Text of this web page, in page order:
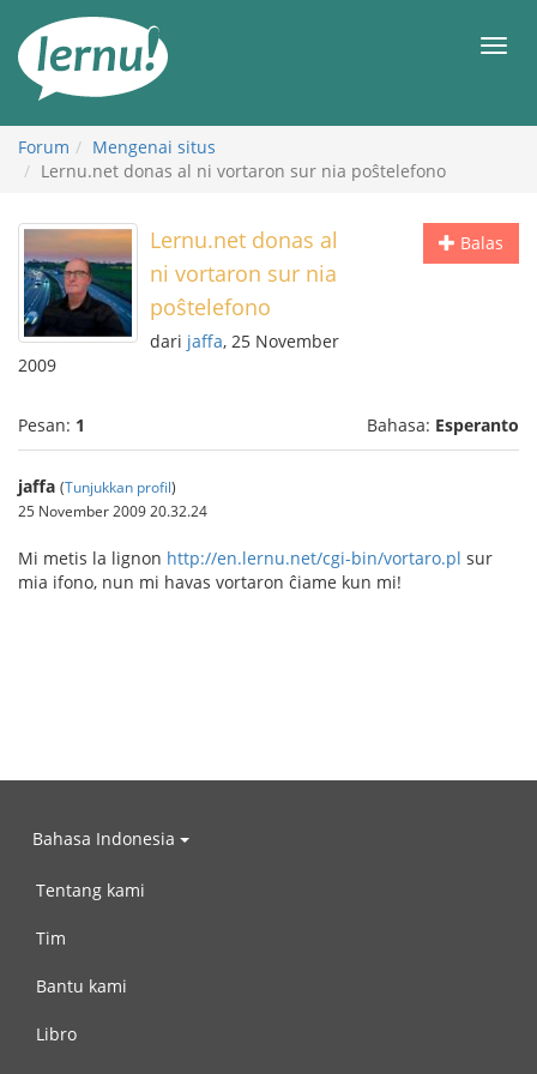
daftar
Forum
Mengenai situs
Lernu.net donas al ni vortaron sur nia poŝtelefono
Balas
Lernu.net donas al
ni vortaron sur nia
poŝtelefono
dari jaffa, 25 November
2009
Pesan: 1 Bahasa: Esperanto
jaffa (Tunjukkan profil)
25 November 2009 20.32.24
Mi metis la lignon http://en.lernu.net/cgi-bin/vortaro.pl sur
mia ifono, nun mi havas vortaron ĉiame kun mi!
Bahasa Indonesia
Tentang kami
Tim
Bantu kami
Libro